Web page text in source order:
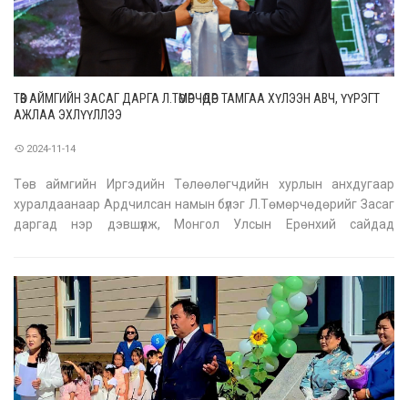
ТӨВ АЙМГИЙН ЗАСАГ ДАРГА Л.ТӨМӨРЧӨДӨР ТАМГАА ХҮЛЭЭН АВЧ, ҮҮРЭГТ
АЖЛАА ЭХЛҮҮЛЛЭЭ
2024-11-14
Төв аймгийн Иргэдийн Төлөөлөгчдийн хурлын анхдугаар
хуралдаанаар Ардчилсан намын бүлэг Л.Төмөрчөдөрийг Засаг
даргад нэр дэвшүүлж, Монгол Улсын Ерөнхий сайдад
тул өнөөдөр тамга, тэмдгээ